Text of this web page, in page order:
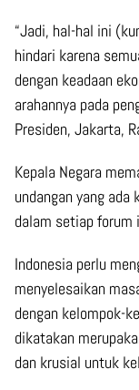
“Jadi, hal-hal ini
hindari karena
dengan keadaan
arahannya pada
Presiden, Jakarta,
Kepala Negara
undangan yang
dalam setiap forum
Indonesia perlu
menyelesaikan
dengan kelompok-
dikatakan
dan krusial untuk